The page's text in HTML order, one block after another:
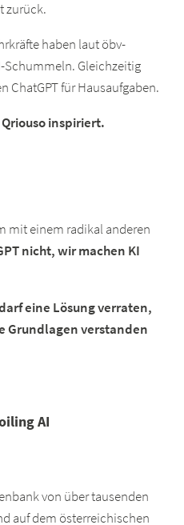
zurück.
haben laut öbv-
Schummeln. Gleichzeitig
ChatGPT für Hausaufgaben.
inspiriert.
mit einem radikal anderen
nicht, wir machen KI
eine Lösung verraten,
Grundlagen verstanden
AI
von über tausenden
auf dem österreichischen